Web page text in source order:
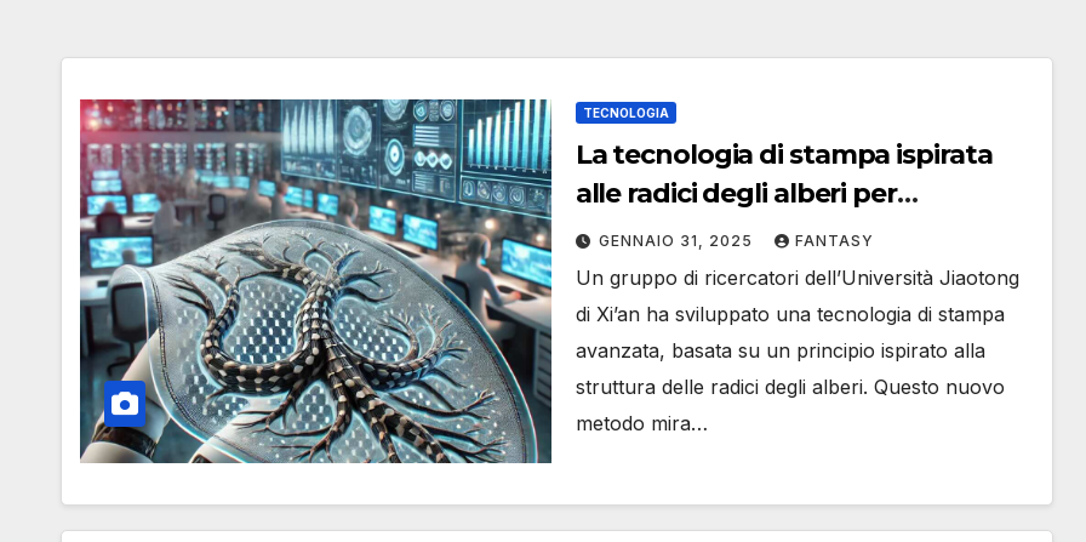
TECNOLOGIA
La tecnologia di stampa ispirata
alle radici degli alberi per
migliorare l’elettronica flessibile
GENNAIO 31, 2025 FANTASY
Un gruppo di ricercatori dell’Università Jiaotong
di Xi’an ha sviluppato una tecnologia di stampa
avanzata, basata su un principio ispirato alla
struttura delle radici degli alberi. Questo nuovo
metodo mira…